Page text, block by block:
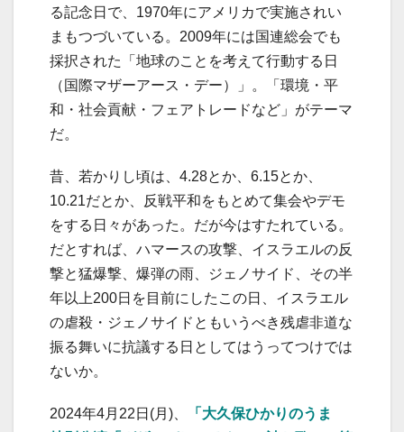
る記念日で、1970年にアメリカで実施されい
まもつづいている。2009年には国連総会でも
採択された「地球のことを考えて行動する日
（国際マザーアース・デー）」。「環境・平
和・社会貢献・フェアトレードなど」がテーマ
だ。
昔、若かりし頃は、4.28とか、6.15とか、
10.21だとか、反戦平和をもとめて集会やデモ
をする日々があった。だが今はすたれている。
だとすれば、ハマースの攻撃、イスラエルの反
撃と猛爆撃、爆弾の雨、ジェノサイド、その半
年以上200日を目前にしたこの日、イスラエル
の虐殺・ジェノサイドともいうべき残虐非道な
振る舞いに抗議する日としてはうってつけでは
ないか。
2024年4月22日(月)、
「大久保ひかりのうま